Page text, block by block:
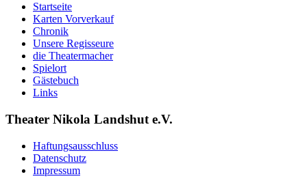
Startseite
Karten Vorverkauf
Chronik
Unsere Regisseure
die Theatermacher
Spielort
Gästebuch
Links
Theater Nikola Landshut e.V.
Haftungsausschluss
Datenschutz
Impressum